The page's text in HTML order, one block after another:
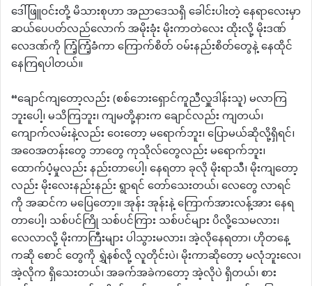
ဒေါ်ဖြူဝင်းတို့ မိသားစုဟာ အညာဒေသရှိ ခေါင်းပါးတဲ့ နေရာလေးမှာ
ဆယ်ပေပတ်လည်လောက် အမိုးခုံး မိုးကာတဲလေး ထိုးလို့ မိုးဒဏ်
လေဒဏ်ကို ကြံ့ကြံ့ခံကာ ကြောက်စိတ် ဝမ်းနည်းစိတ်တွေနဲ့ နေထိုင်
နေကြရပါတယ်။
“ချောင်ကျတော့လည်း (စစ်ဘေးရှောင်ကူညီလှူဒါန်းသူ) မလာကြ
ဘူးပေါ့၊ မသိကြဘူး၊ ကျမတို့နားက ချောင်လည်း ကျတယ်၊
ကျောက်လမ်းနဲ့လည်း ဝေးတော့ မရောက်ဘူး၊ ပြောမယ်ဆိုလို့ရှိရင်၊
အဝေအတန်းတွေ ဘာတွေ ကုသိုလ်တွေလည်း မရောက်ဘူး၊
ထောက်ပံ့မှုလည်း နည်းတာပေါ့၊ နေရတာ ခုလို မိုးရာသီ၊ မိုးကျတော့
လည်း မိုးလေးနည်းနည်း ရွာရင် တော်သေးတယ်၊ လေတွေ လာရင်
ကို အဆင်က မပြေတော့။ အုန်း အုန်းနဲ့ ကြောက်အားလန့်အား နေရ
တာပေါ့၊ သစ်ပင်ကြို သစ်ပင်ကြား သစ်ပင်များ ပိလို့သေမလား၊
လေလာလို့ မိုးကာကြီးများ ပါသွားမလား၊ အဲ့လိုနေရတာ၊ ဟိုတနေ့
ကဆို စောင် တွေကို ရွှဲနစ်လို့ လူတိုင်းပဲ၊ မိုးကာဆိုတော့ မလုံဘူးလေ၊
အဲ့လိုက ရှိသေးတယ်၊ အခက်အခဲကတော့ အဲ့လိုပဲ ရှိတယ်၊ စား